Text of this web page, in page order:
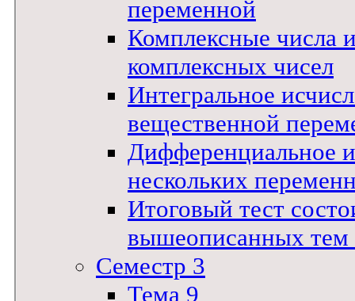
переменной
Комплексные числа
комплексных чисел
Интегральное
вещественной
Дифференциальное
нескольких
Итоговый тест
вышеописанных
Семестр 3
Тема 9